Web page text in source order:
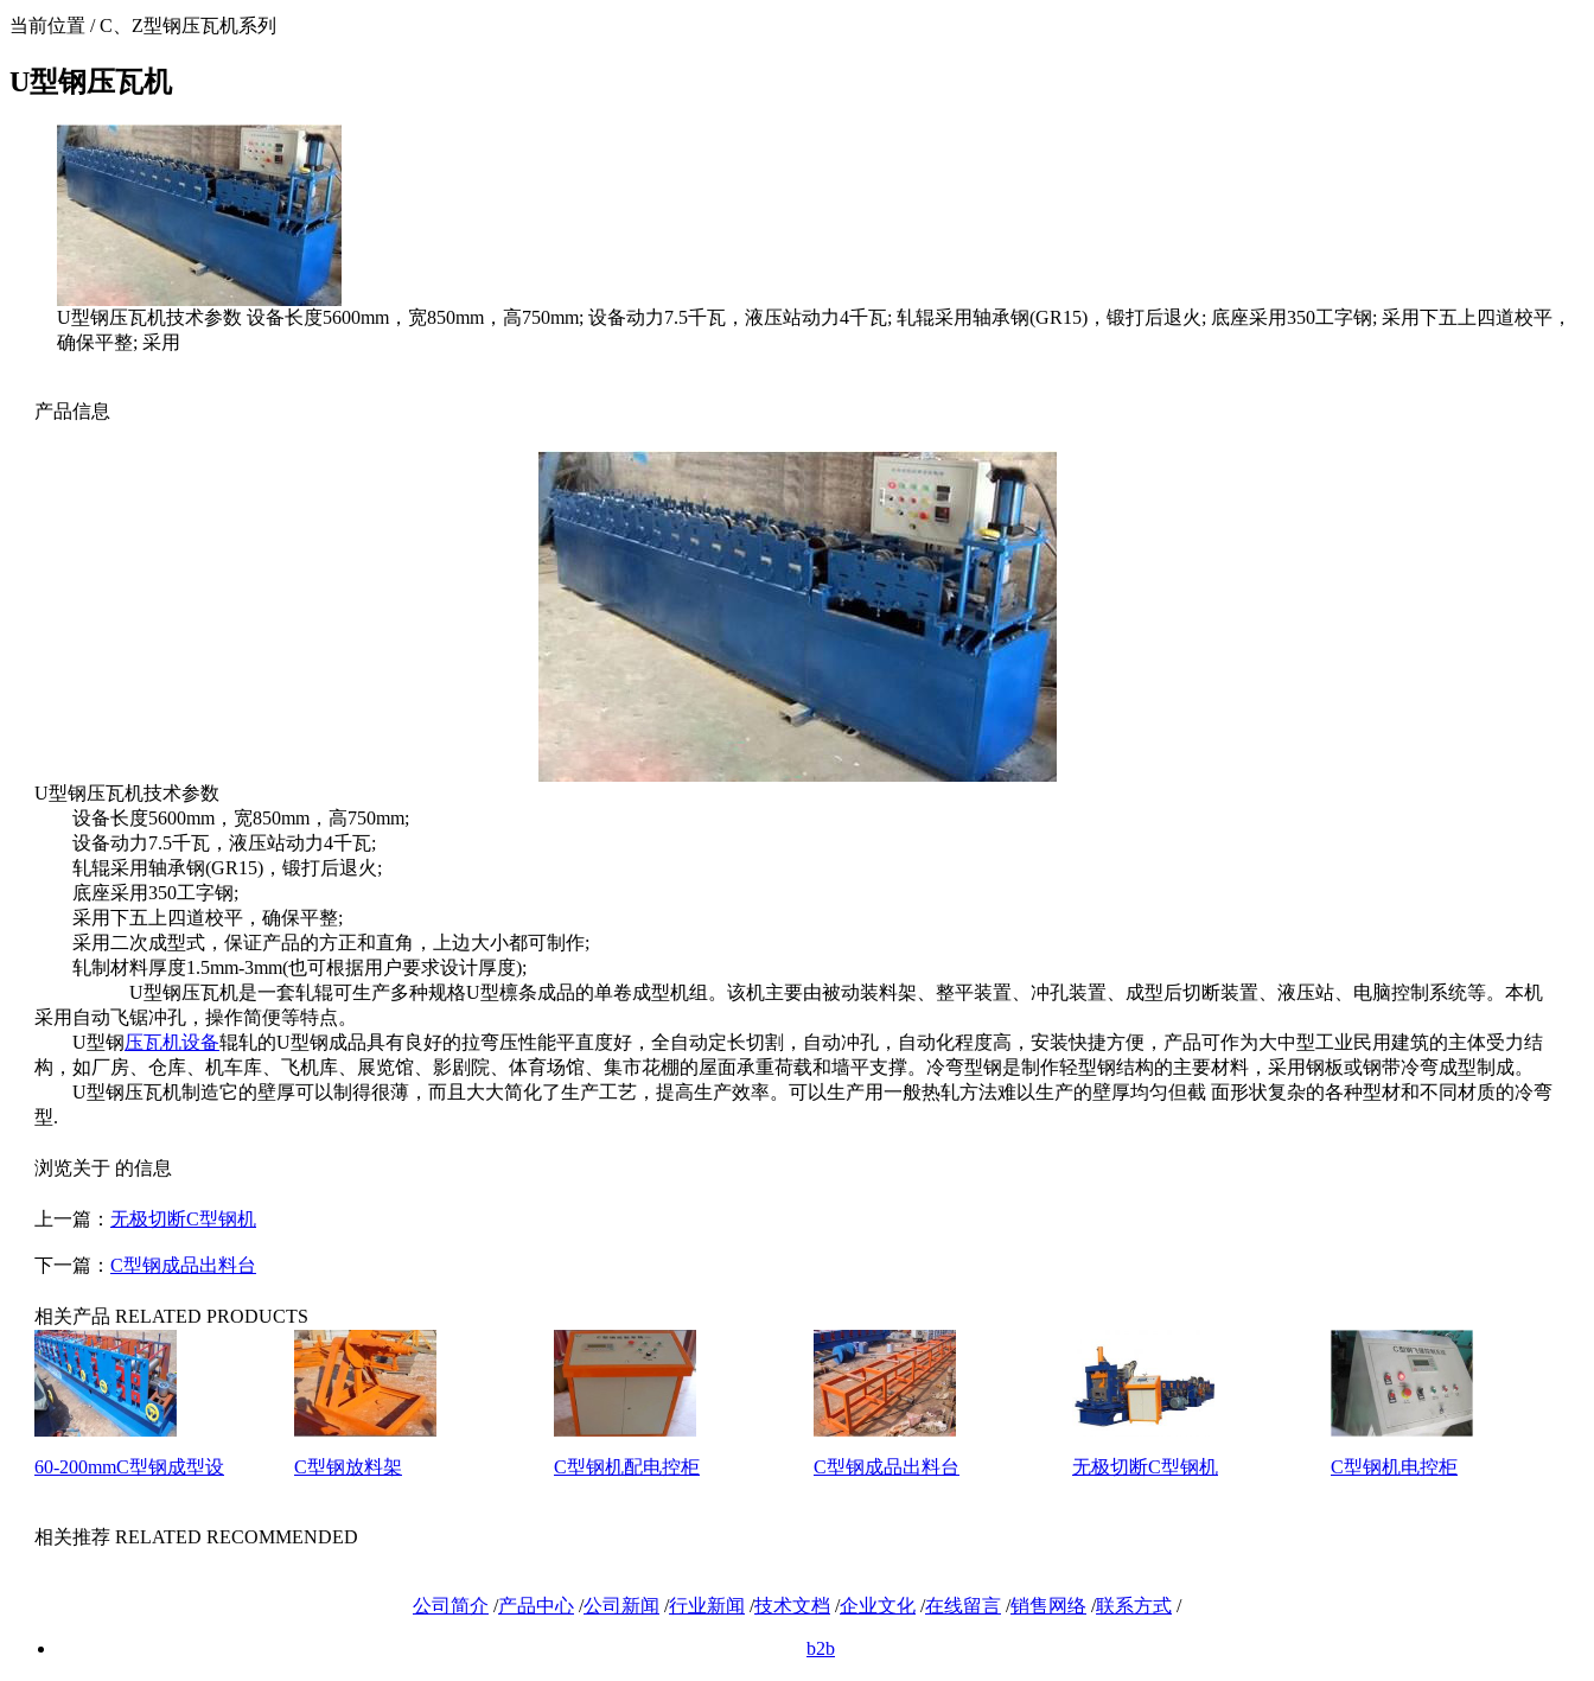
当前位置 / C、Z型钢压瓦机系列
U型钢压瓦机
U型钢压瓦机技术参数 设备长度5600mm，宽850mm，高750mm; 设备动力7.5千瓦，液压站动力4千瓦; 轧辊采用轴承钢(GR15)，锻打后退火; 底座采用350工字钢; 采用下五上四道校平，
确保平整; 采用
产品信息
U型钢压瓦机技术参数
设备长度5600mm，宽850mm，高750mm;
设备动力7.5千瓦，液压站动力4千瓦;
轧辊采用轴承钢(GR15)，锻打后退火;
底座采用350工字钢;
采用下五上四道校平，确保平整;
采用二次成型式，保证产品的方正和直角，上边大小都可制作;
轧制材料厚度1.5mm-3mm(也可根据用户要求设计厚度);
U型钢压瓦机是一套轧辊可生产多种规格U型檩条成品的单卷成型机组。该机主要由被动装料架、整平装置、冲孔装置、成型后切断装置、液压站、电脑控制系统等。本机
采用自动飞锯冲孔，操作简便等特点。
U型钢压瓦机设备辊轧的U型钢成品具有良好的拉弯压性能平直度好，全自动定长切割，自动冲孔，自动化程度高，安装快捷方便，产品可作为大中型工业民用建筑的主体受力结
构，如厂房、仓库、机车库、飞机库、展览馆、影剧院、体育场馆、集市花棚的屋面承重荷载和墙平支撑。冷弯型钢是制作轻型钢结构的主要材料，采用钢板或钢带冷弯成型制成。
U型钢压瓦机制造它的壁厚可以制得很薄，而且大大简化了生产工艺，提高生产效率。可以生产用一般热轧方法难以生产的壁厚均匀但截 面形状复杂的各种型材和不同材质的冷弯
型.
浏览关于 的信息
上一篇： 无极切断C型钢机
下一篇： C型钢成品出料台
相关产品 RELATED PRODUCTS
60-200mmC型钢成型设 C型钢放料架 C型钢机配电控柜 C型钢成品出料台 无极切断C型钢机 C型钢机电控柜
相关推荐 RELATED RECOMMENDED
公司简介 /产品中心 /公司新闻 /行业新闻 /技术文档 /企业文化 /在线留言 /销售网络 /联系方式 /
b2b